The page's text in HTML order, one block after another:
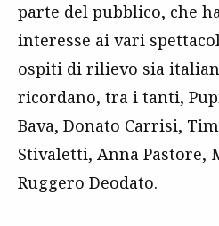
parte del pubblico, che
interesse ai vari
ospiti di rilievo sia
ricordano, tra i tanti,
Bava, Donato Carrisi,
Stivaletti, Anna Pastore,
Ruggero Deodato.